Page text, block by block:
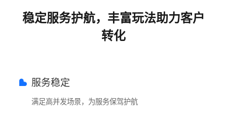
稳定服务护航，丰富玩法助力客户
转化
服务稳定
满足高并发场景，为服务保驾护航